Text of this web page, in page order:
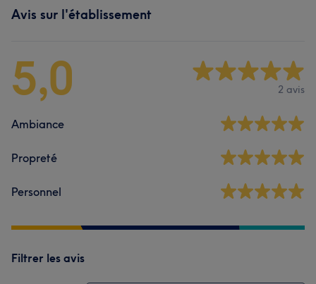
Avis sur l'établissement
5,0 2 avis
Ambiance
Propreté
Personnel
Filtrer les avis